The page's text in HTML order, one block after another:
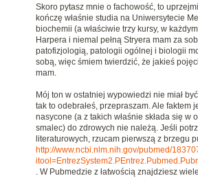
Skoro pytasz mnie o fachowość, to
kończę właśnie studia na Uniwersytecie
biochemii (a właściwie trzy kursy, w
Harpera i niemal pełną Stryera mam za
patofizjologią, patologii ogólnej i biologii
sobą, więc śmiem twierdzić, że jakieś
mam.
Mój ton w ostatniej wypowiedzi nie miał
tak to odebrałeś, przepraszam. Ale faktem
nasycone (a z takich właśnie składa się w
smalec) do zdrowych nie należą. Jeśli
literaturowych, rzucam pierwszą z brzegu
http://www.ncbi.nlm.nih.gov/pubmed/
. W Pubmedzie z łatwością znajdziesz